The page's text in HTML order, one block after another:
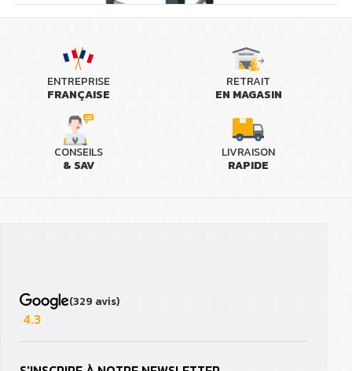
ENTREPRISE
FRANÇAISE
RETRAIT
EN MAGASIN
CONSEILS
& SAV
LIVRAISON
RAPIDE
(329 avis)
4.3